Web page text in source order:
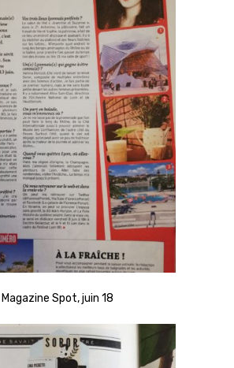
Magazine Spot, juin 18